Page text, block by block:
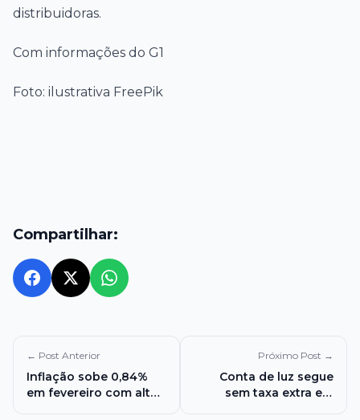
distribuidoras.
Com informações do G1
Foto: ilustrativa FreePik
Compartilhar:
← Post Anterior
Inflação sobe 0,84%
em fevereiro com alta
Próximo Post →
Conta de luz segue
sem taxa extra em